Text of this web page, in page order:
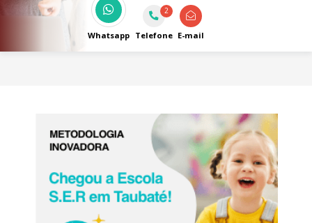
medida com o melhor custo-benefício.
Whatsapp
2
Telefone E-mail